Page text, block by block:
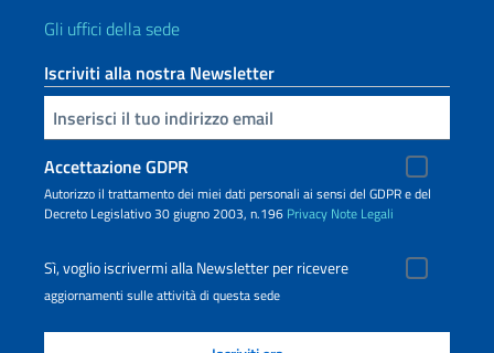
Gli uffici della sede
Iscriviti alla nostra Newsletter
Inserisci la tua email
Accettazione GDPR
Autorizzo il trattamento dei miei dati personali ai sensi del GDPR e del
Decreto Legislativo 30 giugno 2003, n.196 Privacy Note Legali
Sì, voglio iscrivermi alla Newsletter per ricevere
aggiornamenti sulle attività di questa sede